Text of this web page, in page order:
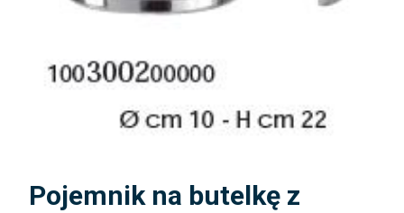
Pojemnik na butelkę z